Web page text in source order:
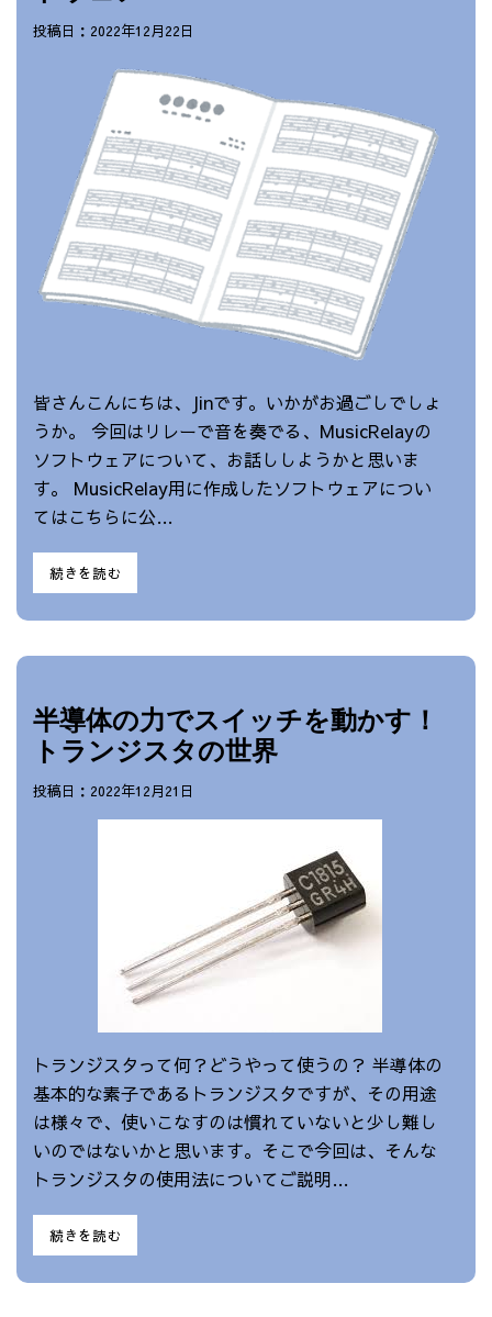
投稿日：2022年12月22日
皆さんこんにちは、Jinです。いかがお過ごしでしょ
うか。 今回はリレーで音を奏でる、MusicRelayの
ソフトウェアについて、お話ししようかと思いま
す。 MusicRelay用に作成したソフトウェアについ
てはこちらに公…
続きを読む
半導体の力でスイッチを動かす！
トランジスタの世界
投稿日：2022年12月21日
トランジスタって何？どうやって使うの？ 半導体の
基本的な素子であるトランジスタですが、その用途
は様々で、使いこなすのは慣れていないと少し難し
いのではないかと思います。そこで今回は、そんな
トランジスタの使用法についてご説明…
続きを読む